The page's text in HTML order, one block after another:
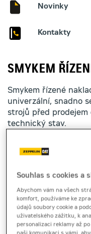
Novinky
Kontakty
SMYKEM
Smykem řízené
univerzální, snadno
strojů před
technický stav.
Smykem řízené
Souhlas s cookies a
Abychom vám na všech
komfort, používáme ke
údajů soubory cookie a
uživatelského zážitku, k
personalizaci reklamy až